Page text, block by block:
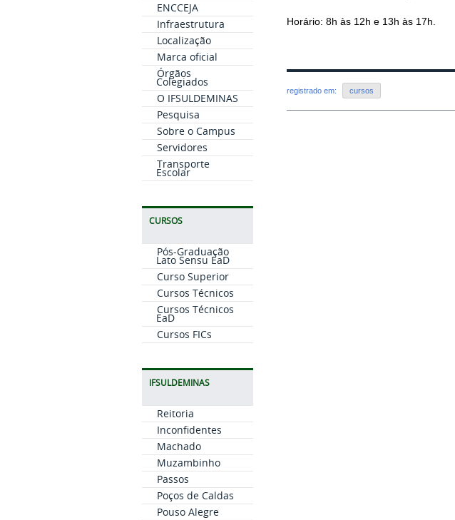
ENCCEJA
Infraestrutura
Localização
Marca oficial
Órgãos
Colegiados
O IFSULDEMINAS
Pesquisa
Sobre o Campus
Servidores
Transporte
Escolar
CURSOS
Pós-Graduação
Lato Sensu EaD
Curso Superior
Cursos Técnicos
Cursos Técnicos
EaD
Cursos FICs
IFSULDEMINAS
Reitoria
Inconfidentes
Machado
Muzambinho
Passos
Poços de Caldas
Pouso Alegre
Horário: 8h às 12h e 13h às 17h.
registrado em: cursos